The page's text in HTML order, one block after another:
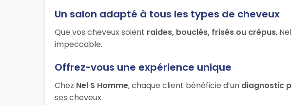
Un salon adapté à tous les types de cheveux
Que vos cheveux soient raides, bouclés, frisés ou crépus,
impeccable.
Offrez-vous une expérience unique
Chez Nel S Homme, chaque client bénéficie d’un diagnostic
ses cheveux.